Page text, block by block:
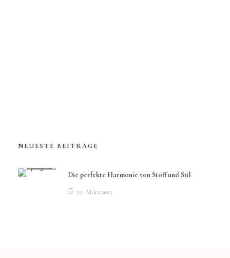
NEUESTE BEITRÄGE
Die perfekte Harmonie von Stoff und Stil
25. März 2025